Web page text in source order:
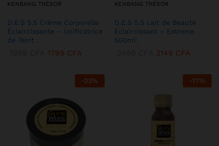
KENBANG TRÉSOR
D.E.S 5.5 Crème Corporelle
Éclaircissante – Unificatrice
de Teint :
1799 CFA
KENBANG TRÉSOR
D.E.S 5.5 Lait de Beauté
Éclaircissant – Extreme
500ml:
3149 CFA
-23% -17%